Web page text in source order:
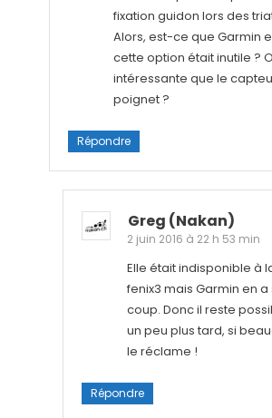
fixation guidon lors des
Alors, est-ce que Garmin
cette option était inutile ?
intéressante que le
poignet ?
Répondre
Greg (nakan)
2 juin 2016 à 22 h 53 min
Elle était indisponible à
fenix3 mais Garmin en
coup. Donc il reste
un peu plus tard, si
le réclame !
Répondre